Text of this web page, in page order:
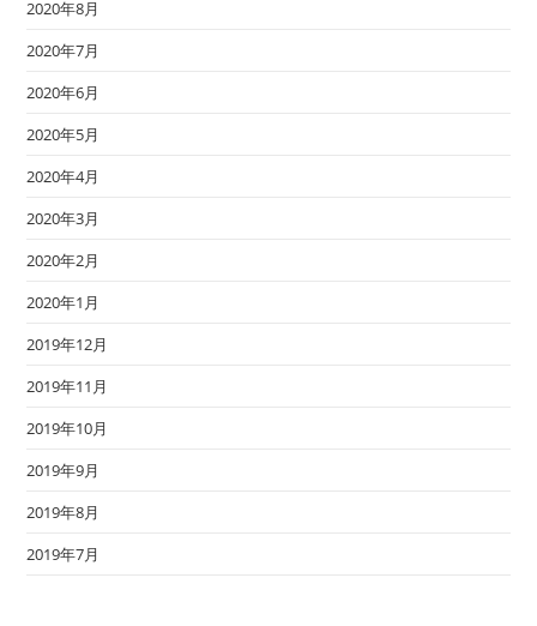
2020年8月
2020年7月
2020年6月
2020年5月
2020年4月
2020年3月
2020年2月
2020年1月
2019年12月
2019年11月
2019年10月
2019年9月
2019年8月
2019年7月